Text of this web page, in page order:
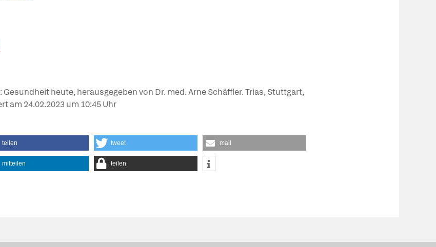
Gesundheit heute, herausgegeben von Dr. med. Arne Schäffler. Trias, Stuttgart,
am 24.02.2023 um 10:45 Uhr
teilen tweet mail
mitteilen teilen